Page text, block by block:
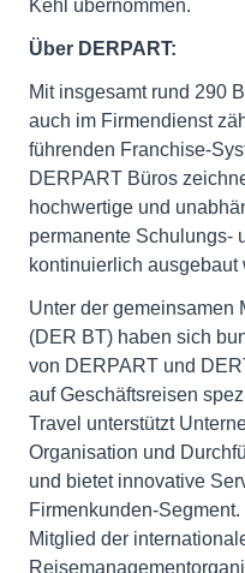
Kehl übernommen.
Über DERPART:
Mit insgesamt rund 290
auch im Firmendienst
führenden Franchise-
DERPART Büros
hochwertige und
permanente Schulungs-
kontinuierlich ausgebaut
Unter der gemeinsamen
(DER BT) haben sich
von DERPART und
auf Geschäftsreisen
Travel unterstützt
Organisation und
und bietet innovative
Firmenkunden-
Mitglied der